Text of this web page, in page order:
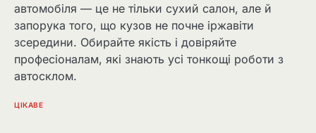
автомобіля — це не тільки сухий салон, але й
запорука того, що кузов не почне іржавіти
зсередини. Обирайте якість і довіряйте
професіоналам, які знають усі тонкощі роботи з
автосклом.
ЦІКАВЕ